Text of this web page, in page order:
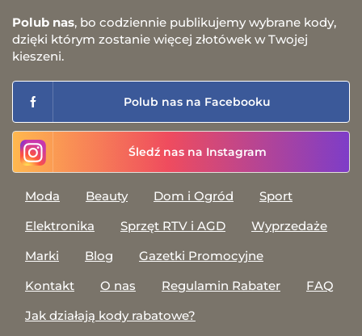
Polub nas, bo codziennie publikujemy wybrane kody,
dzięki którym zostanie więcej złotówek w Twojej
kieszeni.
Polub nas na Facebooku
Śledź nas na Instagram
Moda Beauty Dom i Ogród
Sport
Elektronika
Sprzęt RTV i AGD
Wyprzedaże
Marki
Blog
Gazetki Promocyjne
Kontakt
O nas Regulamin Rabater
FAQ
Jak działają kody rabatowe?